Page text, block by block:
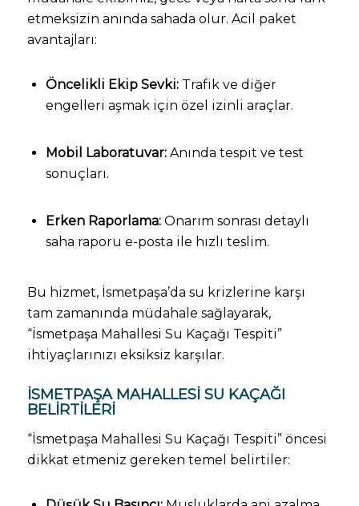
etmeksizin anında sahada olur. Acil paket
avantajları:
Öncelikli Ekip Sevki:Trafik ve diğer
engelleri aşmak için özel izinli araçlar.
Mobil Laboratuvar:Anında tespit ve test
sonuçları.
Erken Raporlama:Onarım sonrası detaylı
saha raporu e-posta ile hızlı teslim.
Bu hizmet, İsmetpaşa’da su krizlerine karşı
tam zamanında müdahale sağlayarak,
“İsmetpaşa Mahallesi Su Kaçağı Tespiti”
ihtiyaçlarınızı eksiksiz karşılar.
İSMETPAŞA MAHALLESI SU KAÇAĞI
BELIRTILERI
“İsmetpaşa Mahallesi Su Kaçağı Tespiti” öncesi
dikkat etmeniz gereken temel belirtiler: